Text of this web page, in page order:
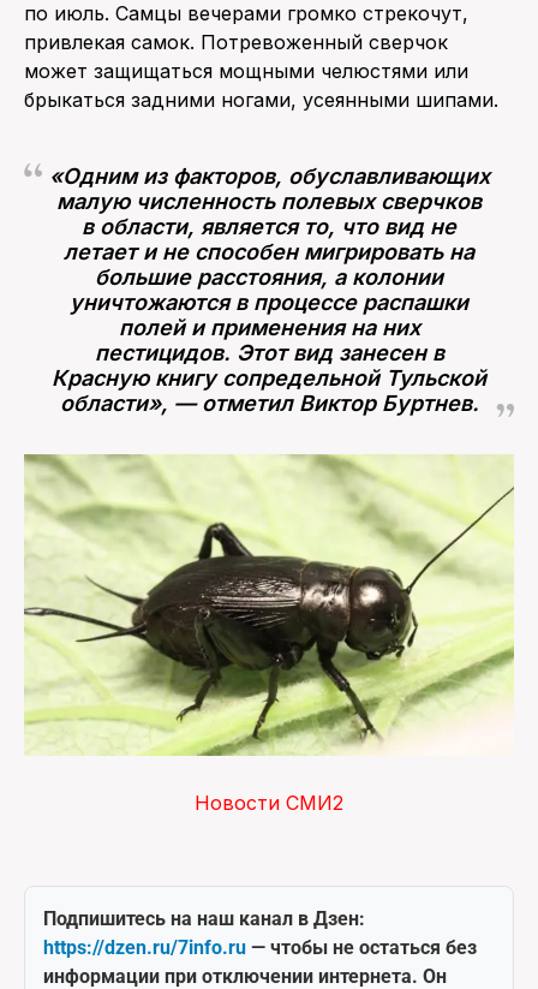
по июль. Самцы вечерами громко стрекочут,
привлекая самок. Потревоженный сверчок
может защищаться мощными челюстями или
брыкаться задними ногами, усеянными шипами.
«Одним из факторов, обуславливающих
малую численность полевых сверчков
в области, является то, что вид не
летает и не способен мигрировать на
большие расстояния, а колонии
уничтожаются в процессе распашки
полей и применения на них
пестицидов. Этот вид занесен в
Красную книгу сопредельной Тульской
области», — отметил Виктор Буртнев.
Новости СМИ2
Подпишитесь на наш канал в Дзен:
https://dzen.ru/7info.ru — чтобы не остаться без
информации при отключении интернета. Он